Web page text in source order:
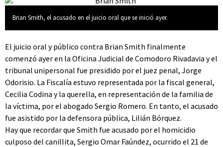
Brian Smith, el acusado en el juicio oral que se inició ayer.
El juicio oral y público contra Brian Smith finalmente
comenzó ayer en la Oficina Judicial de Comodoro Rivadavia y el
tribunal unipersonal fue presidido por el juez penal, Jorge
Odorisio. La Fiscalía estuvo representada por la fiscal general,
Cecilia Codina y la querella, en representación de la familia de
la víctima, por el abogado Sergio Romero. En tanto, el acusado
fue asistido por la defensora pública, Lilián Bórquez.
Hay que recordar que Smith fue acusado por el homicidio
culposo del canillita, Sergio Omar Faúndez, ocurrido el 21 de